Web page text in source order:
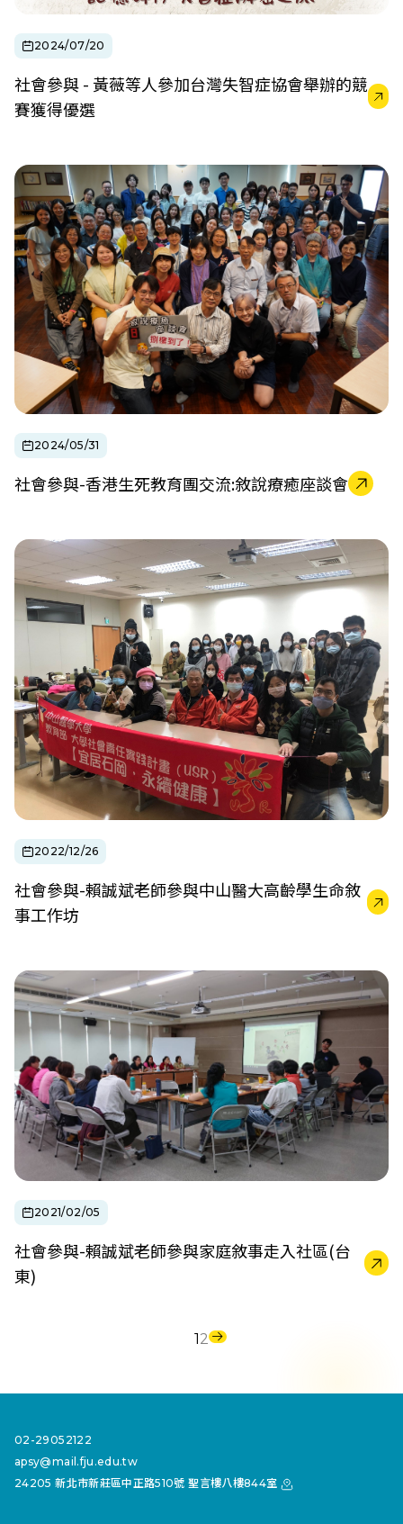
2024/07/20
社會參與 - 黃薇等人參加台灣失智症協會舉辦的競
賽獲得優選
2024/05/31
社會參與-香港生死教育團交流:敘說療癒座談會
2022/12/26
社會參與-賴誠斌老師參與中山醫大高齡學生命敘
事工作坊
2021/02/05
社會參與-賴誠斌老師參與家庭敘事走入社區(台
東)
12
02-29052122
apsy@mail.fju.edu.tw
24205 新北市新莊區中正路510號 聖言樓八樓844室